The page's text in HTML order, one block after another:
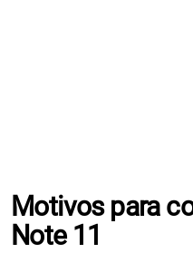
Motivos para
Note 11